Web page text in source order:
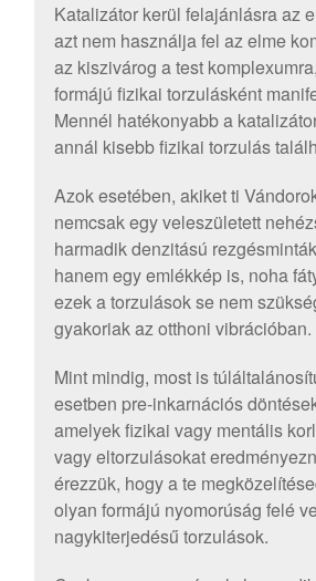
Katalizátor kerül felajánlásra az
azt nem használja fel az elme
az kiszivárog a test
formájú fizikai torzulásként
Mennél hatékonyabb a
annál kisebb fizikai torzulás
Azok esetében, akiket ti
nemcsak egy veleszületett
harmadik denzitású
hanem egy emlékkép is, noha
ezek a torzulások se nem
gyakoriak az otthoni vibrációban.
Mint mindig, most is
esetben pre-inkarnációs
amelyek fizikai vagy mentális
vagy eltorzulásokat
érezzük, hogy a te
olyan formájú nyomorúság felé
nagykiterjedésű torzulások.